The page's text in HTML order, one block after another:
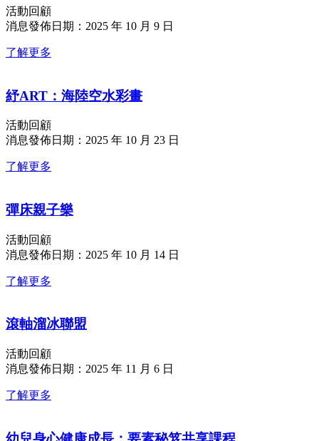
活動回顧
消息發佈日期：2025 年 10 月 9 日
了解更多
紓ART：海陸空水彩畫
活動回顧
消息發佈日期：2025 年 10 月 23 日
了解更多
彈床親子樂
活動回顧
消息發佈日期：2025 年 10 月 14 日
了解更多
滾軸溜冰聯盟
活動回顧
消息發佈日期：2025 年 11 月 6 日
了解更多